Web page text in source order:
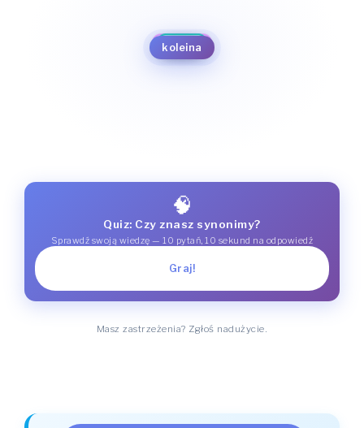
koleina
rutyna
czeluść
dołeczek
dołek
dziupla
dziura
dół
grajdoł
grajdołek
głębina
jama
jamka
🧠
Quiz: Czy znasz synonimy?
Sprawdź swoją wiedzę — 10 pytań, 10 sekund na odpowiedź
Graj!
Masz zastrzeżenia? Zgłoś nadużycie.